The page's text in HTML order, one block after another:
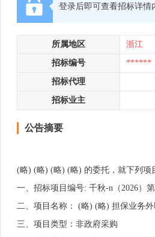
登录后即可查看招标详情
所属地区 浙江
招标编号 ******
招标代理
招标业主
公告摘要
(略) (略) (略) (略) 的委托，就下列项
一、招标项目编号: 千秋-n（2026）
二、项目名称： (略) (略) 担保业务外
三、项目类型：非政府采购